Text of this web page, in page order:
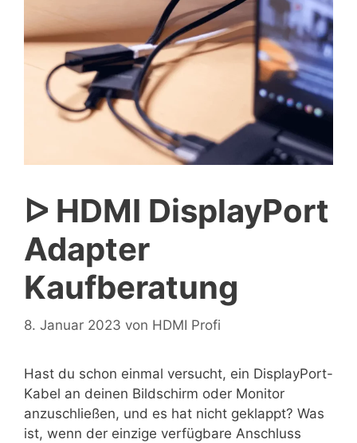
ᐅ HDMI DisplayPort
Adapter
Kaufberatung
8. Januar 2023 von HDMI Profi
Hast du schon einmal versucht, ein DisplayPort-
Kabel an deinen Bildschirm oder Monitor
anzuschließen, und es hat nicht geklappt? Was
ist, wenn der einzige verfügbare Anschluss